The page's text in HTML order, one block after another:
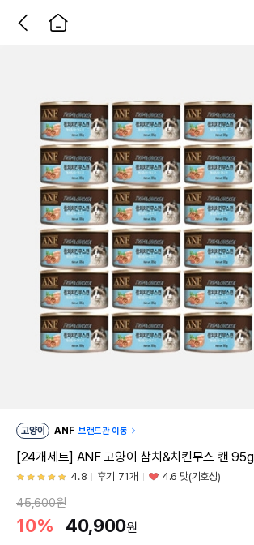
고양이 ANF 브랜드관 이동
[24개세트] ANF 고양이 참치&치킨무스 캔 95g
4.8 후기 71개 4.6 맛(기호성)
45,600원
10% 40,900원